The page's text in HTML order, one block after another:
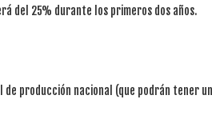
del 25% durante los primeros dos años.
de producción nacional (que podrán tener